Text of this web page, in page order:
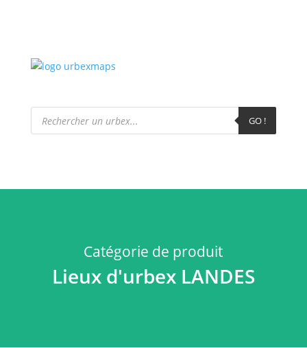
Recherche
produits
GO !
Catégorie de produit
Lieux d'urbex LANDES